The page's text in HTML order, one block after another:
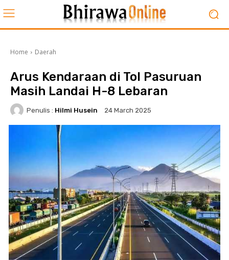
Home Daerah
Arus Kendaraan di Tol Pasuruan
Masih Landai H-8 Lebaran
Penulis : Hilmi Husein 24 March 2025